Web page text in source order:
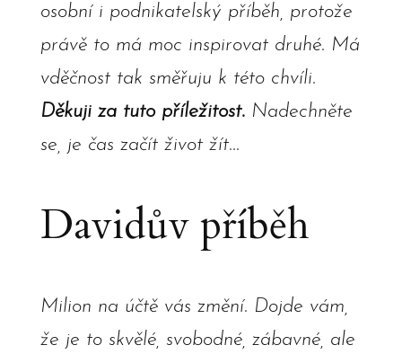
osobní i podnikatelský příběh, protože
právě to má moc inspirovat druhé. Má
vděčnost tak směřuju k této chvíli.
Děkuji za tuto příležitost.Nadechněte
se, je čas začít život žít...
Davidův příběh
Milion na účtě vás změní. Dojde vám,
že je to skvělé, svobodné, zábavné, ale